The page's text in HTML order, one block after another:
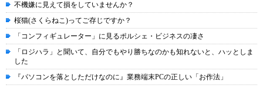
不機嫌に見えて損をしていませんか？
桜猫(さくらねこ)ってご存じですか？
「コンフィギュレーター」に見るポルシェ・ビジネスの凄さ
「ロジハラ」と聞いて、自分でもやり勝ちなのかも知れないと、ハッとしま
した
『パソコンを落としただけなのに』業務端末PCの正しい「お作法」